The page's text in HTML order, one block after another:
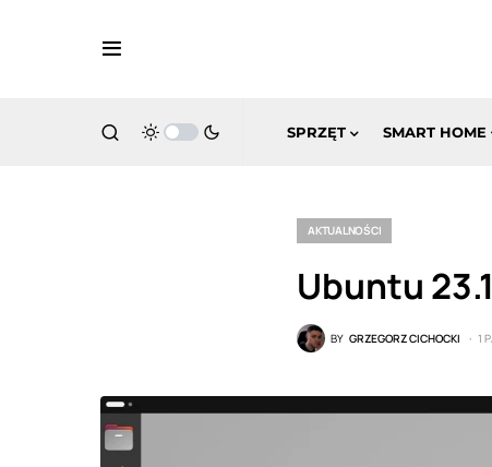
SPRZĘT SMART HOME
AKTUALNOŚCI
Ubuntu
BY GRZEGORZ CICHOCKI 1